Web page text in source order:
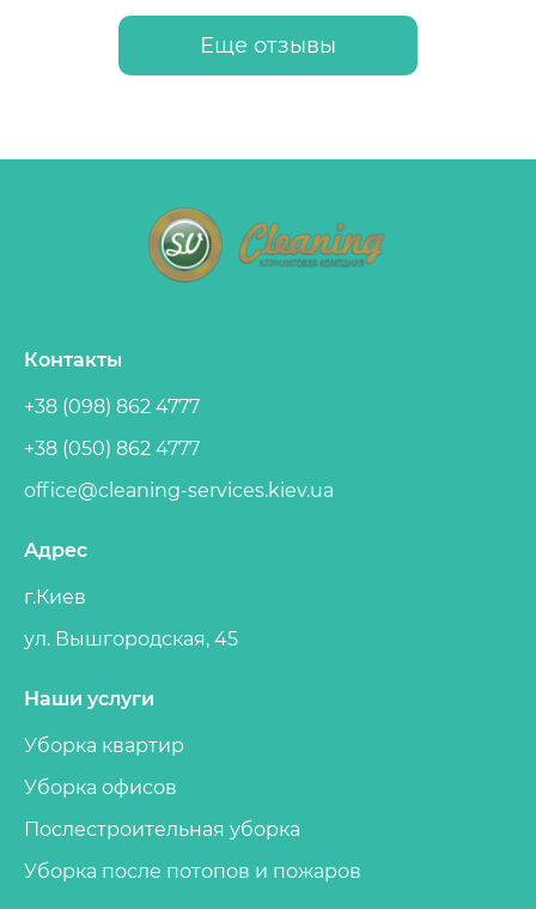
Рекомендую!!!!!!
Андрій
Спасибо за химчистку в
процесс и оперативно
Еще отзывы
Контакты
+38 (098) 862 4777
+38 (050) 862 4777
office@cleaning-services.kiev.ua
Адрес
г.Киев
ул. Вышгородская, 45
Наши услуги
Уборка квартир
Уборка офисов
Послестроительная уборка
Уборка после потопов и пожаров